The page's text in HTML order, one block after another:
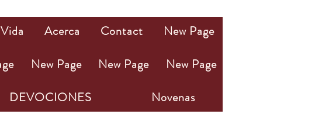
Acerca Contact
New Page
New Page New Page
New Page
DEVOCIONES Novenas